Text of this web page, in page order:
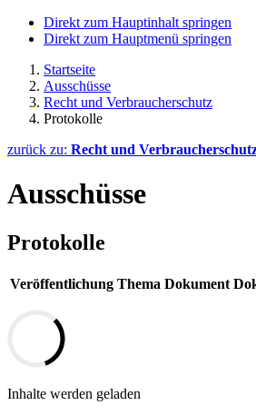
Direkt zum Hauptinhalt springen
Direkt zum Hauptmenü springen
Startseite
Ausschüsse
Recht und Verbraucherschutz
Protokolle
zurück zu: Recht und
Ausschüsse
Protokolle
Veröffentlichung Thema Dokument
Inhalte werden geladen